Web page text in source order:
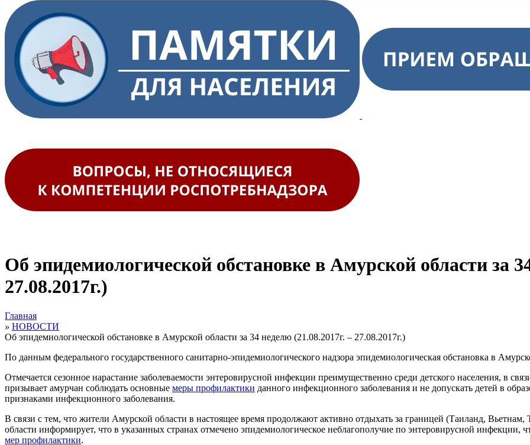
Об эпидемиологической обстановке в Амурской области за
27.08.2017г.)
Главная
» НОВОСТИ
Об эпидемиологической обстановке в Амурской области за 34 неделю (21.08.2017г. – 27.08.2017г.)
По данным федерального государственного санитарно-эпидемиологического надзора эпидемиологическая обстановка в
Отмечается сезонное нарастание заболеваемости энтеровирусной инфекции преимущественно среди детского населения, в
призывает амурчан соблюдать основные меры профилактики данного инфекционного заболевания и не допускать детей в
признаками инфекционного заболевания.
В связи с тем, что жители Амурской области в настоящее время продолжают активно отдыхать за границей (Таиланд,
области информирует, что в указанных странах отмечено эпидемиологическое неблагополучие по энтеровирусной инфекции,
мер профилактики.